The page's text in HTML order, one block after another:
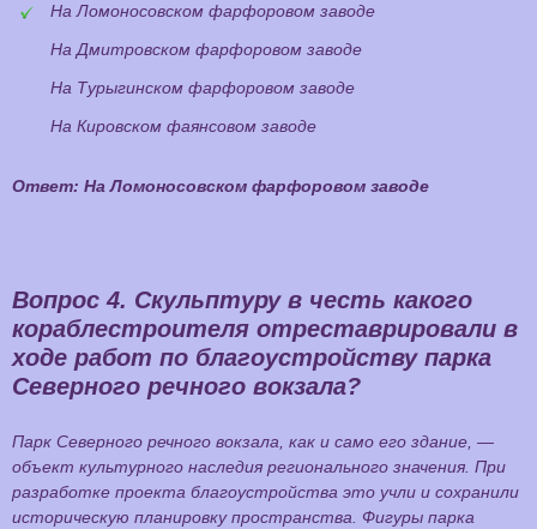
На Ломоносовском фарфоровом заводе
На Дмитровском фарфоровом заводе
На Турыгинском фарфоровом заводе
На Кировском фаянсовом заводе
Ответ: На Ломоносовском фарфоровом заводе
Вопрос 4. Скульптуру в честь какого
кораблестроителя отреставрировали в
ходе работ по благоустройству парка
Северного речного вокзала?
Парк Северного речного вокзала, как и само его здание, —
объект культурного наследия регионального значения. При
разработке проекта благоустройства это учли и сохранили
историческую планировку пространства. Фигуры парка